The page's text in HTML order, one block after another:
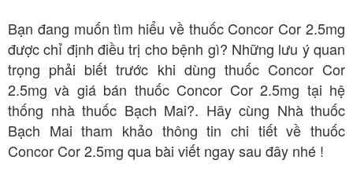
Bạn đang muốn tìm hiểu về thuốc Concor Cor 2.5mg
được chỉ định điều trị cho bệnh gì? Những lưu ý quan
trọng phải biết trước khi dùng thuốc Concor Cor
2.5mg và giá bán thuốc Concor Cor 2.5mg tại hệ
thống nhà thuốc Bạch Mai?. Hãy cùng Nhà thuốc
Bạch Mai tham khảo thông tin chi tiết về thuốc
Concor Cor 2.5mg qua bài viết ngay sau đây nhé !